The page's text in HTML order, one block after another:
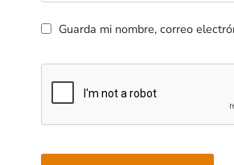
Guarda mi nombre, correo